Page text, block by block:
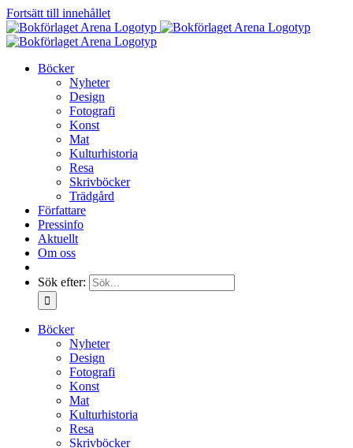
Fortsätt till innehållet
Böcker
Nyheter
Design
Fotografi
Konst
Mat
Kulturhistoria
Resa
Skrivböcker
Trädgård
Författare
Pressinfo
Aktuellt
Om oss
Sök efter:
Böcker
Nyheter
Design
Fotografi
Konst
Mat
Kulturhistoria
Resa
Skrivböcker